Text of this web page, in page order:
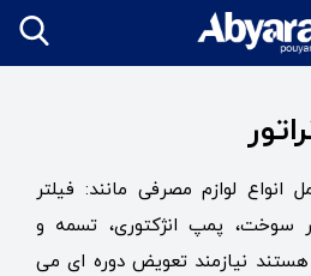
انواع لوازم مصرفی مانند: فیلتر
سوخت، پمپ انژکتوری، تسمه و
هستند نیازمند تعویض دوره ای می